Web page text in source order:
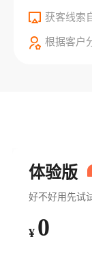
获客线索
根据客户
体验版
好不好用先试
¥ 0